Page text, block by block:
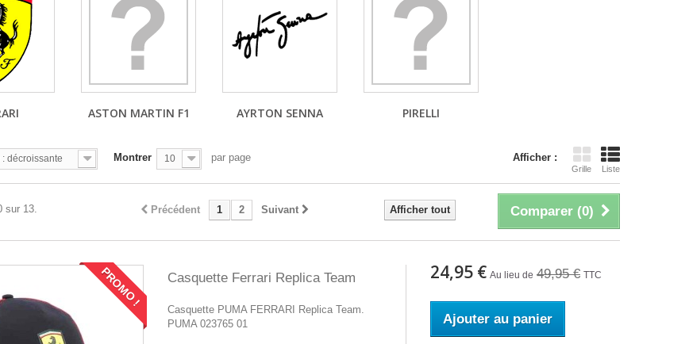
ASTON MARTIN F1 AYRTON SENNA PIRELLI
Afficher :
Grille Liste
: décroissante Montrer 10 par page
Comparer (0)
Afficher tout
Précédent 1 2 Suivant
sur 13.
PROMO ! Casquette Ferrari Replica Team
Casquette PUMA FERRARI Replica Team.
PUMA 023765 01
24,95 € Au lieu de 49,95 € TTC
Ajouter au panier